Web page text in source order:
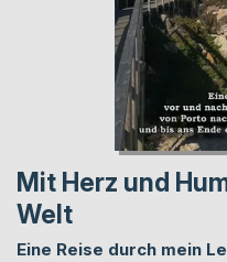
Mit Herz und
Welt
Eine Reise durch mein